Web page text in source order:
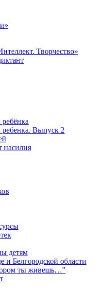
Творчество»
ребенка. Выпуск 2
насилия
детям
и Белгородской области
ты живешь…"